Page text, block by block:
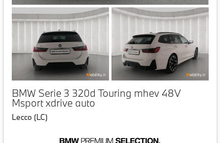
BMW Serie 3 320d Touring mhev 48V
Msport xdrive auto
Lecco (LC)